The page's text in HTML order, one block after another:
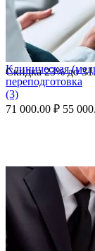
Скидка23%до
Клиническая
переподготовка
(3)
71 000.00 ₽ 55